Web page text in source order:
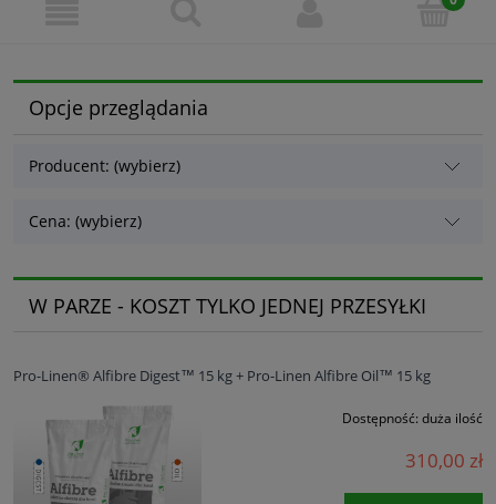
Opcje przeglądania
Producent: (wybierz)
Cena: (wybierz)
W PARZE - KOSZT TYLKO JEDNEJ PRZESYŁKI
Pro-Linen® Alfibre Digest™ 15 kg + Pro-Linen Alfibre Oil™ 15 kg
Dostępność: duża ilość
310,00 zł